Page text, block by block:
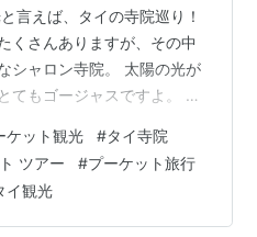
言えば、タイの寺院巡り！
くさんありますが、その中
シャロン寺院。 太陽の光が
てもゴージャスですよ。 プ
ており、遠くから見ても近
見ごたえのあるものです
した際は島内観光やお車の
みて下さいね。
ケット観光 #タイ寺院
ツアー #プーケット旅行
イ観光